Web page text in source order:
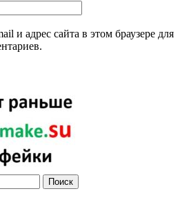
и адрес сайта в этом браузере для